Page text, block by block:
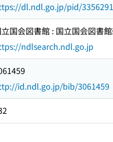
dl.ndl.go.jp/pid/3356291
国会図書館 : 国立国会図書
ndlsearch.ndl.go.jp
id.ndl.go.jp/bib/3061459